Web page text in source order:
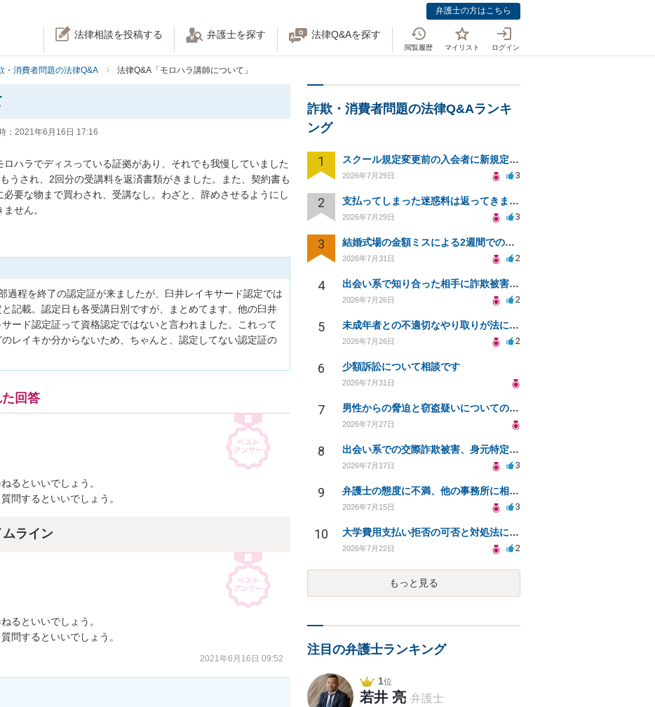
弁護士の方はこちら
法律相談を投稿する 弁護士を探す 法律Q&Aを探す
閲覧履歴 マイリスト ログイン
・消費者問題の法律Q&A 法律Q&A「モロハラ講師について」
： 2021年6月16日 17:16
ハラでディスっている証拠があり、それでも我慢していました
うされ、2回分の受講料を返済書類がきました。また、契約書も
要な物まで買わされ、受講なし。わざと、辞めさせるようにし
せん。
過程を終了の認定証が来ましたが、臼井レイキサード認定では
記載。認定日も各受講日別ですが、まとめてます。他の臼井
ード認定証って資格認定ではないと言われました。これって
レイキか分からないため、ちゃんと、認定してない認定証の
回答
るといいでしょう。
問するといいでしょう。
ライン
るといいでしょう。
問するといいでしょう。
2021年6月16日 09:52
詐欺・消費者問題の法律Q&Aランキ
ング
1 スクール規定変更前の入会者に新規定は適用されるのか
2026年7月29日 3
2 支払ってしまった迷惑料は返ってきますか？
2026年7月29日 3
3 結婚式場の金額ミスによる2週間での解約。キャンセル料10万円の免除は可能か。
2026年7月31日 2
4 出会い系で知り合った相手に詐欺被害、免許証の悪用リスクと対策。
2026年7月26日 2
5 未成年者との不適切なやり取りが法に触れる可能性と対処法
2026年7月26日 2
6 少額訴訟について相談です
2026年7月31日
7 男性からの脅迫と窃盗疑いについての法的対処法
2026年7月27日
8 出会い系での交際詐欺被害、身元特定と返金請求の方法は？
2026年7月17日 3
9 弁護士の態度に不満、他の事務所に相談すべきか？
2026年7月15日 3
10 大学費用支払い拒否の可否と対処法について知りたい
2026年7月22日 2
もっと見る
注目の弁護士ランキング
1位
若井 亮 弁護士